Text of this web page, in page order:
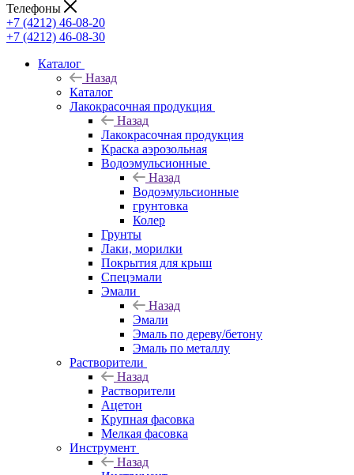
Телефоны
+7 (4212) 46-08-20
+7 (4212) 46-08-30
Каталог
Назад
Каталог
Лакокрасочная продукция
Назад
Лакокрасочная продукция
Краска аэрозольная
Водоэмульсионные
Назад
Водоэмульсионные
грунтовка
Колер
Грунты
Лаки, морилки
Покрытия для крыш
Спецэмали
Эмали
Назад
Эмали
Эмаль по дереву/бетону
Эмаль по металлу
Растворители
Назад
Растворители
Ацетон
Крупная фасовка
Мелкая фасовка
Инструмент
Назад